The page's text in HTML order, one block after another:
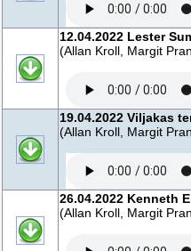
12.04.2022 Lester
(Allan Kroll, Margit
19.04.2022 Viljakas
(Allan Kroll, Margit
26.04.2022 Kenneth
(Allan Kroll, Margit